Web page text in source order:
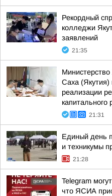
Рекордный
колледжи
заявлений
21:35
Саха
реализации
капитального
21:31
Единый день
и техникумы
21:28
Telegram
что ЯСИА